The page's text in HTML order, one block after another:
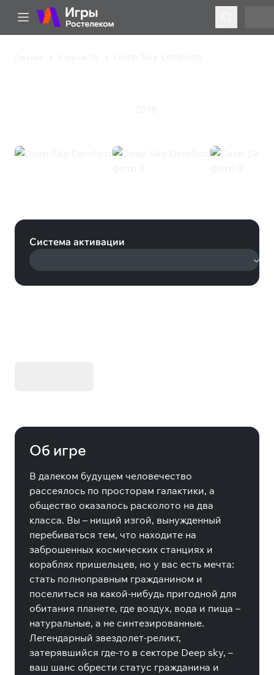
Система активации
Об игре
В далеком будущем человечество
рассеялось по просторам галактики, а
общество оказалось расколото на два
класса. Вы – нищий изгой, вынужденный
перебиваться тем, что находите на
заброшенных космических станциях и
кораблях пришельцев, но у вас есть мечта:
стать полноправным гражданином и
поселиться на какой-нибудь пригодной для
обитания планете, где воздух, вода и пища –
натуральные, а не синтезированные.
Легендарный звездолет-реликт,
затерявшийся где-то в секторе Deep sky, –
ваш шанс обрести статус гражданина и